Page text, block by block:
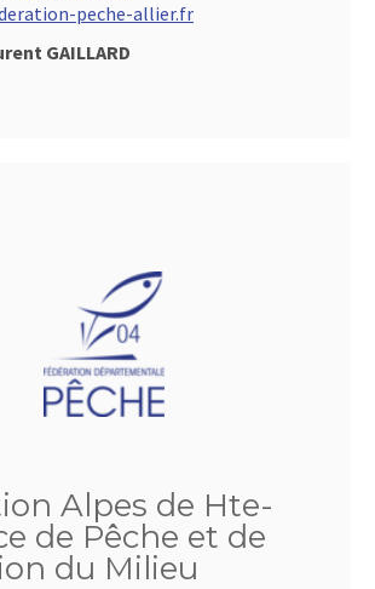
peche-allier.fr
GAILLARD
Alpes de Hte-
de Pêche et de
du Milieu